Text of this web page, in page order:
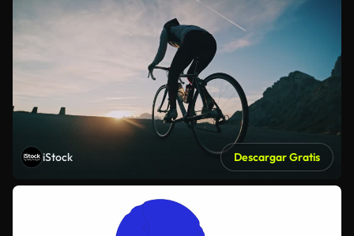
iStock Descargar Gratis